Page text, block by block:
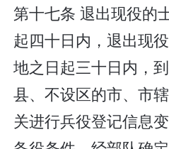
第十七条 退出现役的
起四十日内，退出现
地之日起三十日内，
县、不设区的市、市
关进行兵役登记信息